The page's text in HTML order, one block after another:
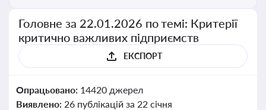
Головне за 22.01.2026 по темі: Критерії
критично важливих підприємств
ЕКСПОРТ
Опрацьовано: 14420 джерел
Виявлено: 26 публікацій за 22 січня